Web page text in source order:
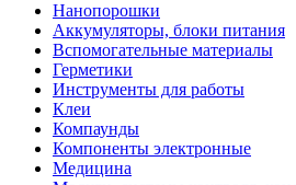
Нанопорошки
Аккумуляторы, блоки питания
Вспомогательные материалы
Герметики
Инструменты для работы
Клеи
Компаунды
Компоненты электронные
Медицина